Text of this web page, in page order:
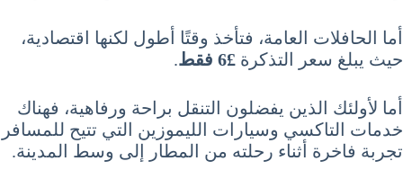
أما الحافلات العامة، فتأخذ وقتًا أطول لكنها اقتصادية،
حيث يبلغ سعر التذكرة £6 فقط .
أما لأولئك الذين يفضلون التنقل براحة ورفاهية، فهناك
خدمات التاكسي وسيارات الليموزين التي تتيح للمسافر
تجربة فاخرة أثناء رحلته من المطار إلى وسط المدينة.